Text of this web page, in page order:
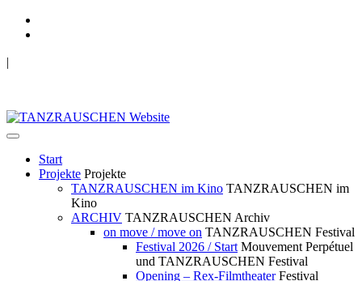
|
Start
Projekte Projekte
TANZRAUSCHEN im Kino TANZRAUSCHEN im
Kino
ARCHIV TANZRAUSCHEN Archiv
on move / move on TANZRAUSCHEN Festival
Festival 2026 / Start Mouvement Perpétuel
und TANZRAUSCHEN Festival
Opening – Rex-Filmtheater Festival